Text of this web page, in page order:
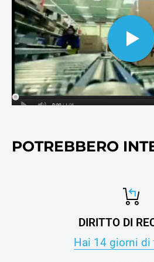
cosnumabili di
ovviamente alla
stampanti e
POTREBBERO
DIRITTO DI
Hai 14 giorni di